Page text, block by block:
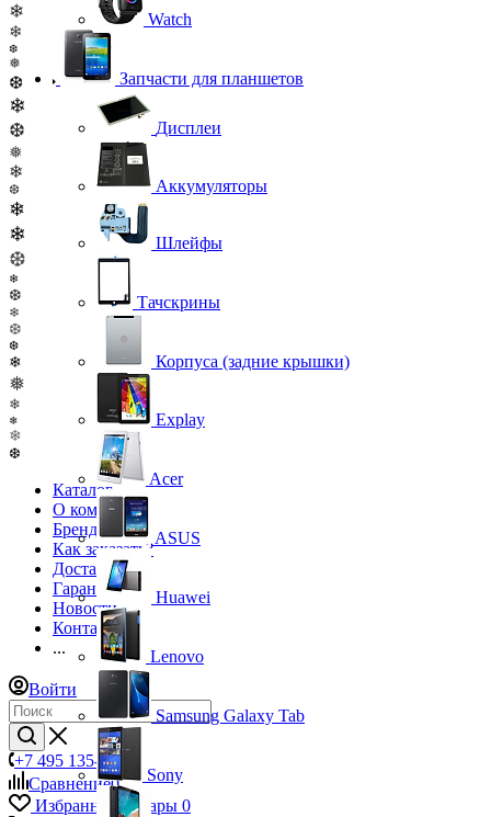
❄
❄
❆
❅
❆
❄
❆
❅
❄
❆
❄
❄
❆
❄
❆
❄
❆
❆
❄
❅
❄
❄
❄
❆
Каталог
О компании
Бренды
Как заказать?
Доставка
Гарантия
Новости
Контакты
...
Войти
+7 495 135-39-43
Сравнение0
Избранные товары 0
Watch
Запчасти для планшетов
Дисплеи
Аккумуляторы
Шлейфы
Тачскрины
Корпуса (задние крышки)
Explay
Acer
ASUS
Huawei
Lenovo
Samsung Galaxy Tab
Sony